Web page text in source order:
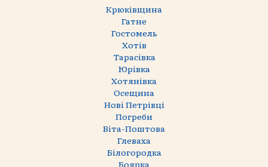
Крюківщина
Гатне
Гостомель
Хотів
Тарасівка
Юрівка
Хотянівка
Осещина
Нові Петрівці
Погреби
Віта-Поштова
Глеваха
Білогородка
Боярка